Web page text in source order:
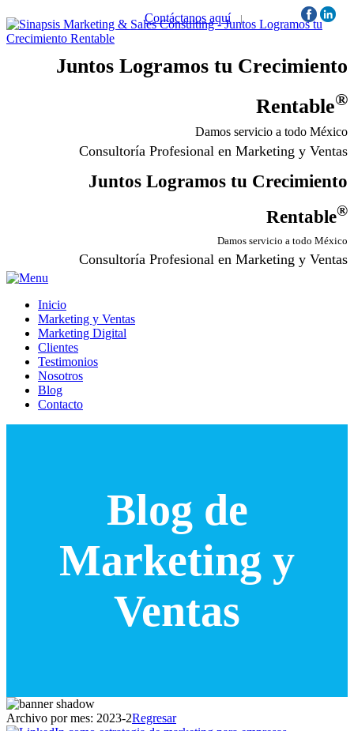
Contáctanos aquí | Síguenos:
Juntos Logramos tu Crecimiento
Rentable®
Damos servicio a todo México
Consultoría Profesional en Marketing y Ventas
Juntos Logramos tu Crecimiento
Rentable®
Damos servicio a todo México
Consultoría Profesional en Marketing y Ventas
Inicio
Marketing y Ventas
Marketing Digital
Clientes
Testimonios
Nosotros
Blog
Contacto
Blog de
Marketing y
Ventas
Archivo por mes: 2023-2Regresar